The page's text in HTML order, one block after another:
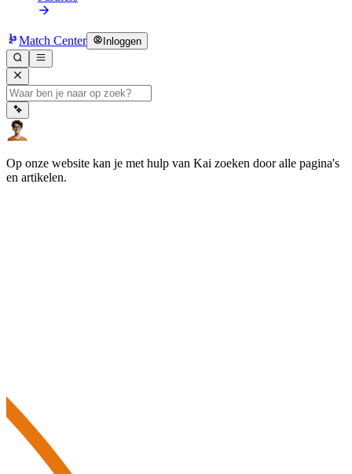
Match Center Inloggen
Op onze website kan je met hulp van Kai zoeken door alle pagina's
en artikelen.